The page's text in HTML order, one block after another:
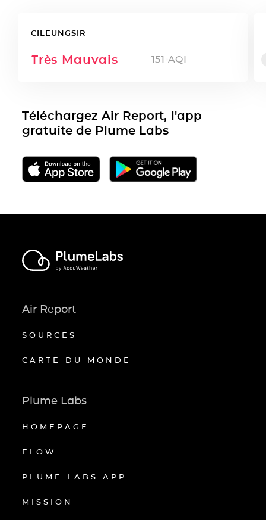
CILEUNGSIR
Très Mauvais 151 AQI
Téléchargez Air Report, l'app
gratuite de Plume Labs
Air Report
SOURCES
CARTE DU MONDE
Plume Labs
HOMEPAGE
FLOW
PLUME LABS APP
MISSION